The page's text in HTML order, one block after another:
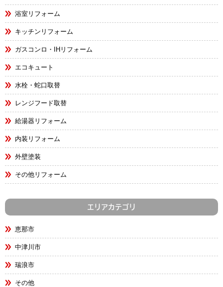
浴室リフォーム
キッチンリフォーム
ガスコンロ・IHリフォーム
エコキュート
水栓・蛇口取替
レンジフード取替
給湯器リフォーム
内装リフォーム
外壁塗装
その他リフォーム
エリアカテゴリ
恵那市
中津川市
瑞浪市
その他